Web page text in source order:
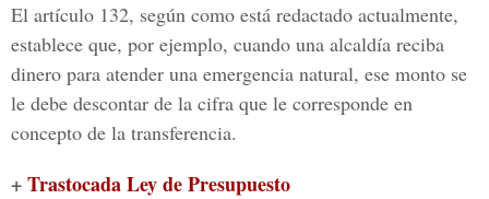
El artículo 132, según como está redactado actualmente,
establece que, por ejemplo, cuando una alcaldía reciba
dinero para atender una emergencia natural, ese monto se
le debe descontar de la cifra que le corresponde en
concepto de la transferencia.
+Trastocada Ley de Presupuesto